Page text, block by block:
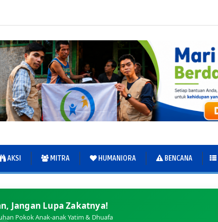
AKSI MITRA HUMANIORA BENCANA
Jangan Lupa Zakatnya!
Pokok Anak-anak Yatim & Dhuafa